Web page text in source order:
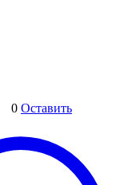
0 Оставить